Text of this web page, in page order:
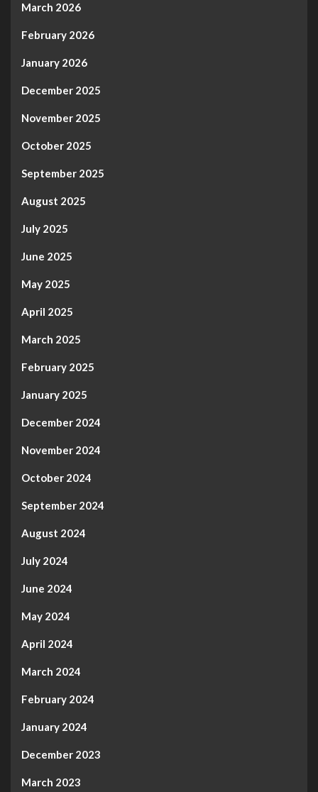
March 2026
February 2026
January 2026
December 2025
November 2025
October 2025
September 2025
August 2025
July 2025
June 2025
May 2025
April 2025
March 2025
February 2025
January 2025
December 2024
November 2024
October 2024
September 2024
August 2024
July 2024
June 2024
May 2024
April 2024
March 2024
February 2024
January 2024
December 2023
March 2023